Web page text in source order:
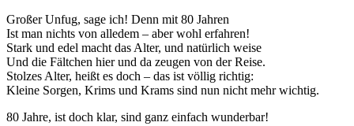
Großer Unfug, sage ich! Denn mit 80 Jahren
Ist man nichts von alledem – aber wohl erfahren!
Stark und edel macht das Alter, und natürlich weise
Und die Fältchen hier und da zeugen von der Reise.
Stolzes Alter, heißt es doch – das ist völlig richtig:
Kleine Sorgen, Krims und Krams sind nun nicht mehr wichtig.
80 Jahre, ist doch klar, sind ganz einfach wunderbar!